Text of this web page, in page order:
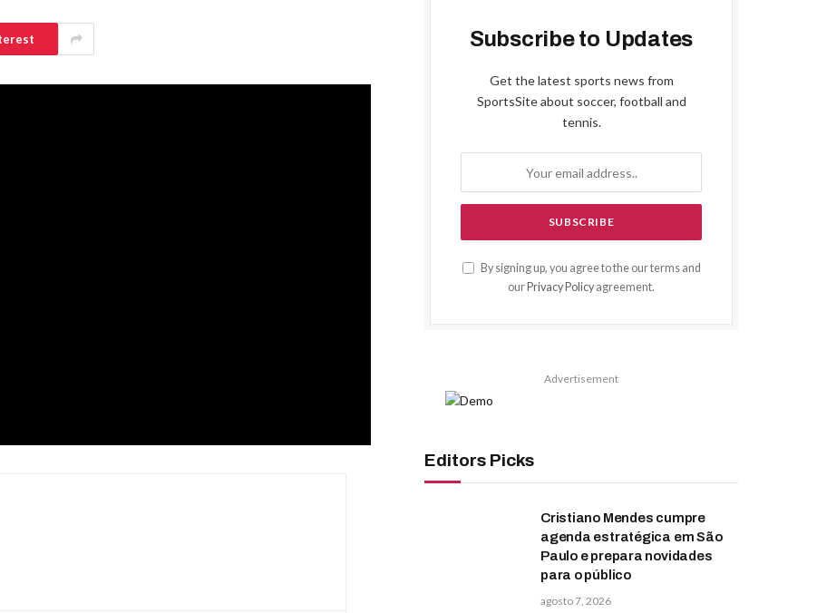
Subscribe to Updates
Get the latest sports news from
SportsSite about soccer, football and
tennis.
By signing up, you agree to the our terms and
our Privacy Policy agreement.
Advertisement
Editors Picks
Cristiano Mendes cumpre
agenda estratégica em São
Paulo e prepara novidades
para o público
agosto 7, 2026